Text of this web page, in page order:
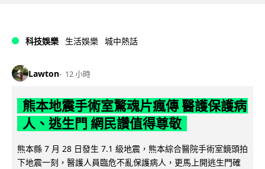
科技娛樂 生活娛樂 城中熱話
Lawton 12 小時
熊本地震手術室驚魂片瘋傳 醫護保護病
人、逃生門 網民讚值得尊敬
熊本縣 7 月 28 日發生 7.1 級地震，熊本綜合醫院手術室鏡頭拍
下地震一刻，醫護人員臨危不亂保護病人，更馬上開逃生門確